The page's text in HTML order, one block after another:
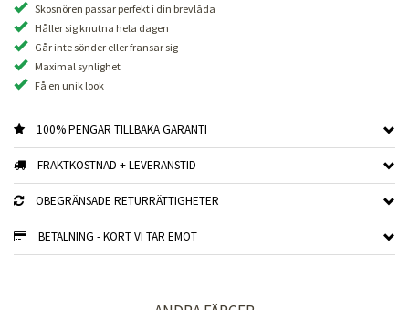
Skosnören passar perfekt i din brevlåda
Håller sig knutna hela dagen
Går inte sönder eller fransar sig
Maximal synlighet
Få en unik look
100% PENGAR TILLBAKA GARANTI
FRAKTKOSTNAD + LEVERANSTID
OBEGRÄNSADE RETURRÄTTIGHETER
BETALNING - KORT VI TAR EMOT